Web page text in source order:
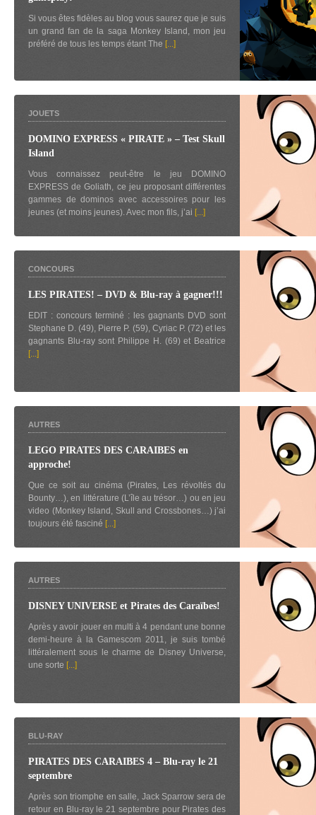
Si vous êtes fidèles au blog vous saurez que je suis
un grand fan de la saga Monkey Island, mon jeu
préféré de tous les temps étant The [...]
JOUETS
DOMINO EXPRESS « PIRATE » – Test Skull
Island
Vous connaissez peut-être le jeu DOMINO
EXPRESS de Goliath, ce jeu proposant différentes
gammes de dominos avec accessoires pour les
jeunes (et moins jeunes). Avec mon fils, j’ai [...]
CONCOURS
LES PIRATES! – DVD & Blu-ray à gagner!!!
EDIT : concours terminé : les gagnants DVD sont
Stephane D. (49), Pierre P. (59), Cyriac P. (72) et les
gagnants Blu-ray sont Philippe H. (69) et Beatrice
[...]
AUTRES
LEGO PIRATES DES CARAIBES en
approche!
Que ce soit au cinéma (Pirates, Les révoltés du
Bounty…), en littérature (L’île au trésor…) ou en jeu
video (Monkey Island, Skull and Crossbones…) j’ai
toujours été fasciné [...]
AUTRES
DISNEY UNIVERSE et Pirates des Caraïbes!
Après y avoir jouer en multi à 4 pendant une bonne
demi-heure à la Gamescom 2011, je suis tombé
littéralement sous le charme de Disney Universe,
une sorte [...]
BLU-RAY
PIRATES DES CARAIBES 4 – Blu-ray le 21
septembre
Après son triomphe en salle, Jack Sparrow sera de
retour en Blu-ray le 21 septembre pour Pirates des